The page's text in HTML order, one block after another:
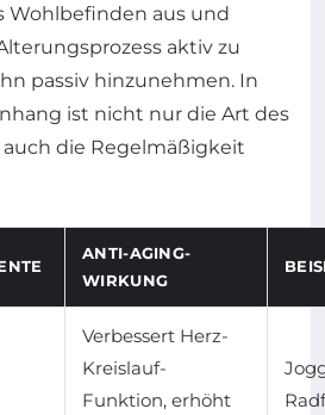
Wohlbefinden aus und
aktiv zu
passiv hinzunehmen. In
ist nicht nur die Art des
auch die Regelmäßigkeit
ANTI-AGING-
WIRKUNG
Verbessert Herz-
Kreislauf-
Funktion, erhöht